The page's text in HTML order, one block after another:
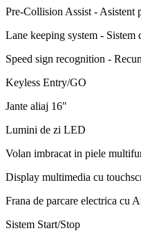
Pre-Collision Assist - Asistent
Lane keeping system - Sistem
Speed sign recognition -
Keyless Entry/GO
Jante aliaj 16"
Lumini de zi LED
Volan imbracat in piele
Display multimedia cu
Frana de parcare electrica cu
Sistem Start/Stop